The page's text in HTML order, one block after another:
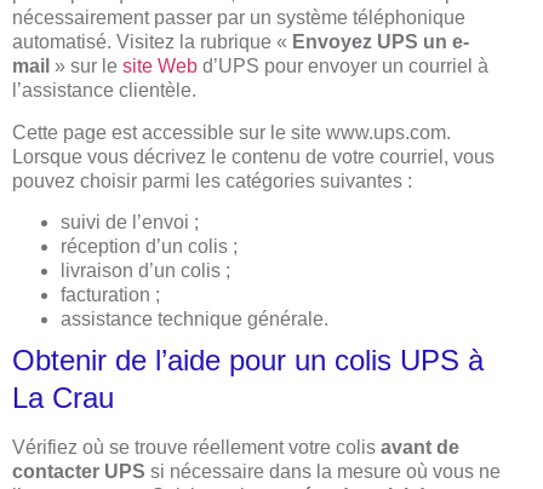
nécessairement passer par un système téléphonique
automatisé. Visitez la rubrique « Envoyez UPS un e-
mail » sur le site Web d’UPS pour envoyer un courriel à
l’assistance clientèle.
Cette page est accessible sur le site www.ups.com.
Lorsque vous décrivez le contenu de votre courriel, vous
pouvez choisir parmi les catégories suivantes :
suivi de l’envoi ;
réception d’un colis ;
livraison d’un colis ;
facturation ;
assistance technique générale.
Obtenir de l’aide pour un colis UPS à
La Crau
Vérifiez où se trouve réellement votre colis avant de
contacter UPS si nécessaire dans la mesure où vous ne